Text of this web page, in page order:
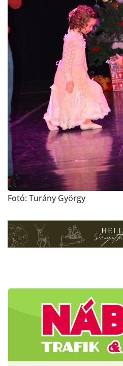
Fotó: Turány György